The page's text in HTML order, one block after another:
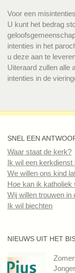
Voor een
U kunt het bedrag
intenties in het
u deze aan te
Uiteraard zullen alle
intenties in de
SNEL EEN
Waar staat de kerk?
Ik wil een kerkdienst
We willen ons kind
Hoe kan ik katholiek
Wij willen trouwen in
Ik wil biechten
NIEUWS UIT HET